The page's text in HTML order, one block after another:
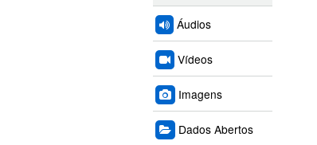
Áudios
Vídeos
Imagens
Dados Abertos